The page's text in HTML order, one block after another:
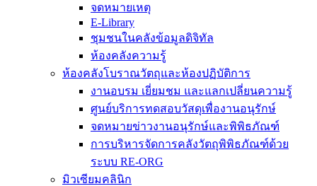
จดหมายเหตุ
E-Library
ชุมชนในคลังข้อมูลดิจิทัล
ห้องคลังความรู้
ห้องคลังโบราณวัตถุและห้องปฏิบัติการ
งานอบรม เยี่ยมชม และแลกเปลี่ยนความรู้
ศูนย์บริการทดสอบวัสดุเพื่องานอนุรักษ์
จดหมายข่าวงานอนุรักษ์และพิพิธภัณฑ์
การบริหารจัดการคลังวัตถุพิพิธภัณฑ์ด้วย
ระบบ RE-ORG
มิวเซียมคลินิก